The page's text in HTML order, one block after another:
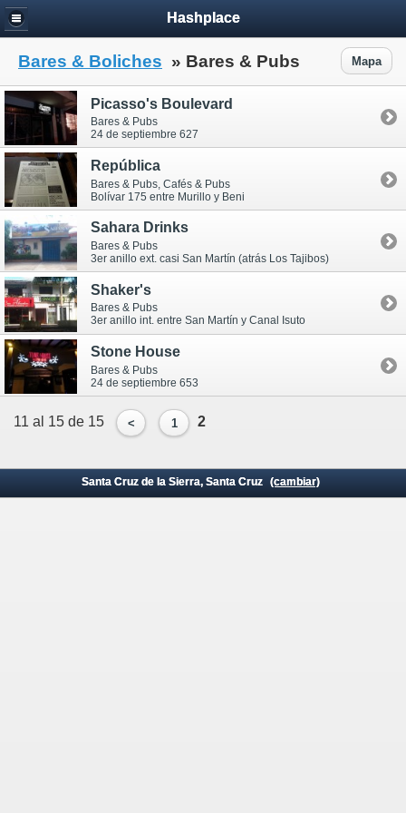
Hashplace
Bares & Boliches » Bares & Pubs Mapa
Picasso's Boulevard
Bares & Pubs
24 de septiembre 627
República
Bares & Pubs, Cafés & Pubs
Bolívar 175 entre Murillo y Beni
Sahara Drinks
Bares & Pubs
3er anillo ext. casi San Martín (atrás Los Tajibos)
Shaker's
Bares & Pubs
3er anillo int. entre San Martín y Canal Isuto
Stone House
Bares & Pubs
24 de septiembre 653
11 al 15 de 15 < 1 2
Santa Cruz de la Sierra, Santa Cruz (cambiar)